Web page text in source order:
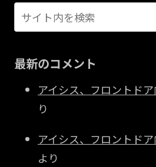
最新のコメント
アイシス、フロントド
り
アイシス、フロントド
より